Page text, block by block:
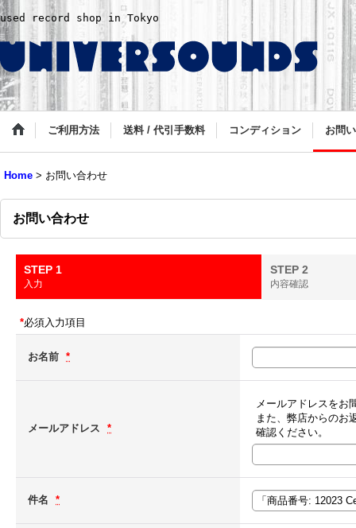
used record shop in Tokyo
ご利用方法 送料 / 代引手数料 コンディション お問
Home > お問い合わせ
お問い合わせ
STEP 1
入力
STEP 2
内容確認
*必須入力項目
お名前 *
メールアドレス *
メールアドレスをお
また、弊店からのお
確認ください。
件名 *